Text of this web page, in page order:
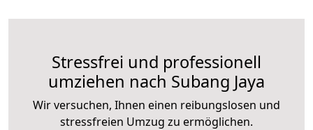
Stressfrei und professionell
umziehen nach Subang Jaya
Wir versuchen, Ihnen einen reibungslosen und
stressfreien Umzug zu ermöglichen.